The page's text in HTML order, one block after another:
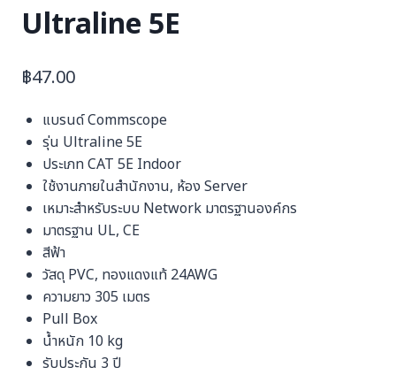
Ultraline 5E
฿47.00
แบรนด์ Commscope
รุ่น Ultraline 5E
ประเภท CAT 5E Indoor
ใช้งานภายในสำนักงาน, ห้อง Server
เหมาะสำหรับระบบ Network มาตรฐานองค์กร
มาตรฐาน UL, CE
สีฟ้า
วัสดุ PVC, ทองแดงแท้ 24AWG
ความยาว 305 เมตร
Pull Box
น้ำหนัก 10 kg
รับประกัน 3 ปี